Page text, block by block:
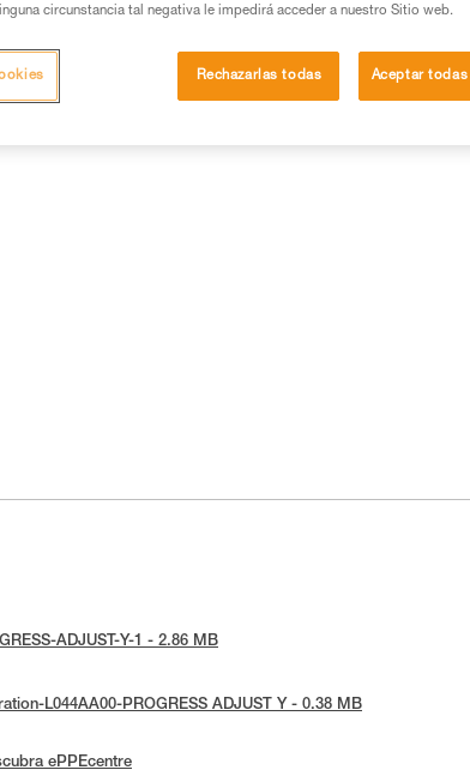
ADJUST-Y-1 - 2.86 MB
L044AA00-PROGRESS ADJUST Y - 0.38 MB
ePPEcentre
circunstancia tal negativa le impedirá acceder a nuestro Sitio web.
Rechazarlas todas Aceptar